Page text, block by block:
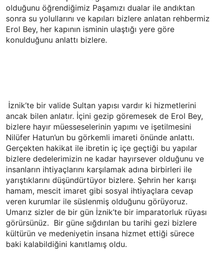
olduğunu öğrendiğimiz Paşamızı dualar ile andıktan
sonra su yolullarını ve kapıları bizlere anlatan rehbermiz
Erol Bey, her kapının isminin ulaştığı yere göre
konulduğunu anlattı bizlere.
İznik’te bir valide Sultan yapısı vardır ki hizmetlerini
ancak bilen anlatır. İçini gezip göremesek de Erol Bey,
bizlere hayır müesseselerinin yapımı ve işetilmesini
Nilüfer Hatun’un bu görkemli imareti önünde anlattı.
Gerçekten hakikat ile ibretin iç içe geçtiği bu yapılar
bizlere dedelerimizin ne kadar hayırsever olduğunu ve
insanların ihtiyaçlarını karşılamak adına birbirleri ile
yarıştıklarını düşündürtüyor bizlere. Şehrin her karışı
hamam, mescit imaret gibi sosyal ihtiyaçlara cevap
veren kurumlar ile süslenmiş olduğunu görüyoruz.
Umarız sizler de bir gün İznik’te bir imparatorluk rüyası
görürsünüz. Bir güne sığdırılan bu tarihi gezi bizlere
kültürün ve medeniyetin insana hizmet ettiği sürece
baki kalabildiğini kanıtlamış oldu.